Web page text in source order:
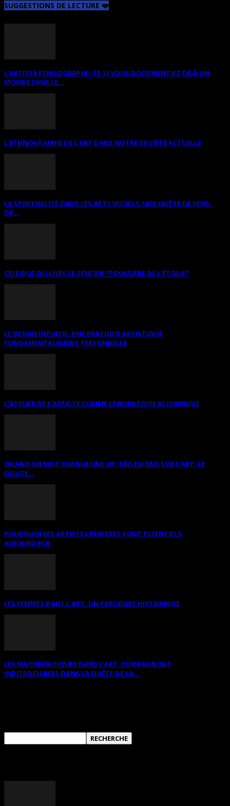
SUGGESTIONS DE LECTURE ❤️
L’ARTISTE ETHNOGRAPHE: ET SI VOUS DOCUMENTIEZ DÉJÀ UN
MONDE SANS LE...
L’ETHNOGRAPHIE DE L’ART DANS NOTRE SOCIÉTÉ ACTUELLE
LA SPIRITUALITÉ DANS LES ARTS VISUELS: UNE QUÊTE DE SENS,
DE...
CRITIQUE DU LIVRE LE SENTIER *POUSSIÈRE DE L’ÉTOILE*
LE DESSIN INTUITIF. UNE PRATIQUE ARTISTIQUE
FONDAMENTALEMENT PERSONNELLE
L’ATELIER DE L’ARTISTE COMME LABORATOIRE ALCHIMIQUE
QUAND UN MOT CHANGE UNE VIE: RÉFLEXIONS SUR L’ART, LE
DOUTE...
POURQUOI LES ARTISTES PEINTRES SONT ESSENTIELS
AUJOURD’HUI
LES FEMMES DANS L’ART. UN PARCOURS HISTORIQUE
LES MATHÉMATIQUES DANS L’ART. COMPAGNONS
INDISSOCIABLES DANS LA QUÊTE DE LA...